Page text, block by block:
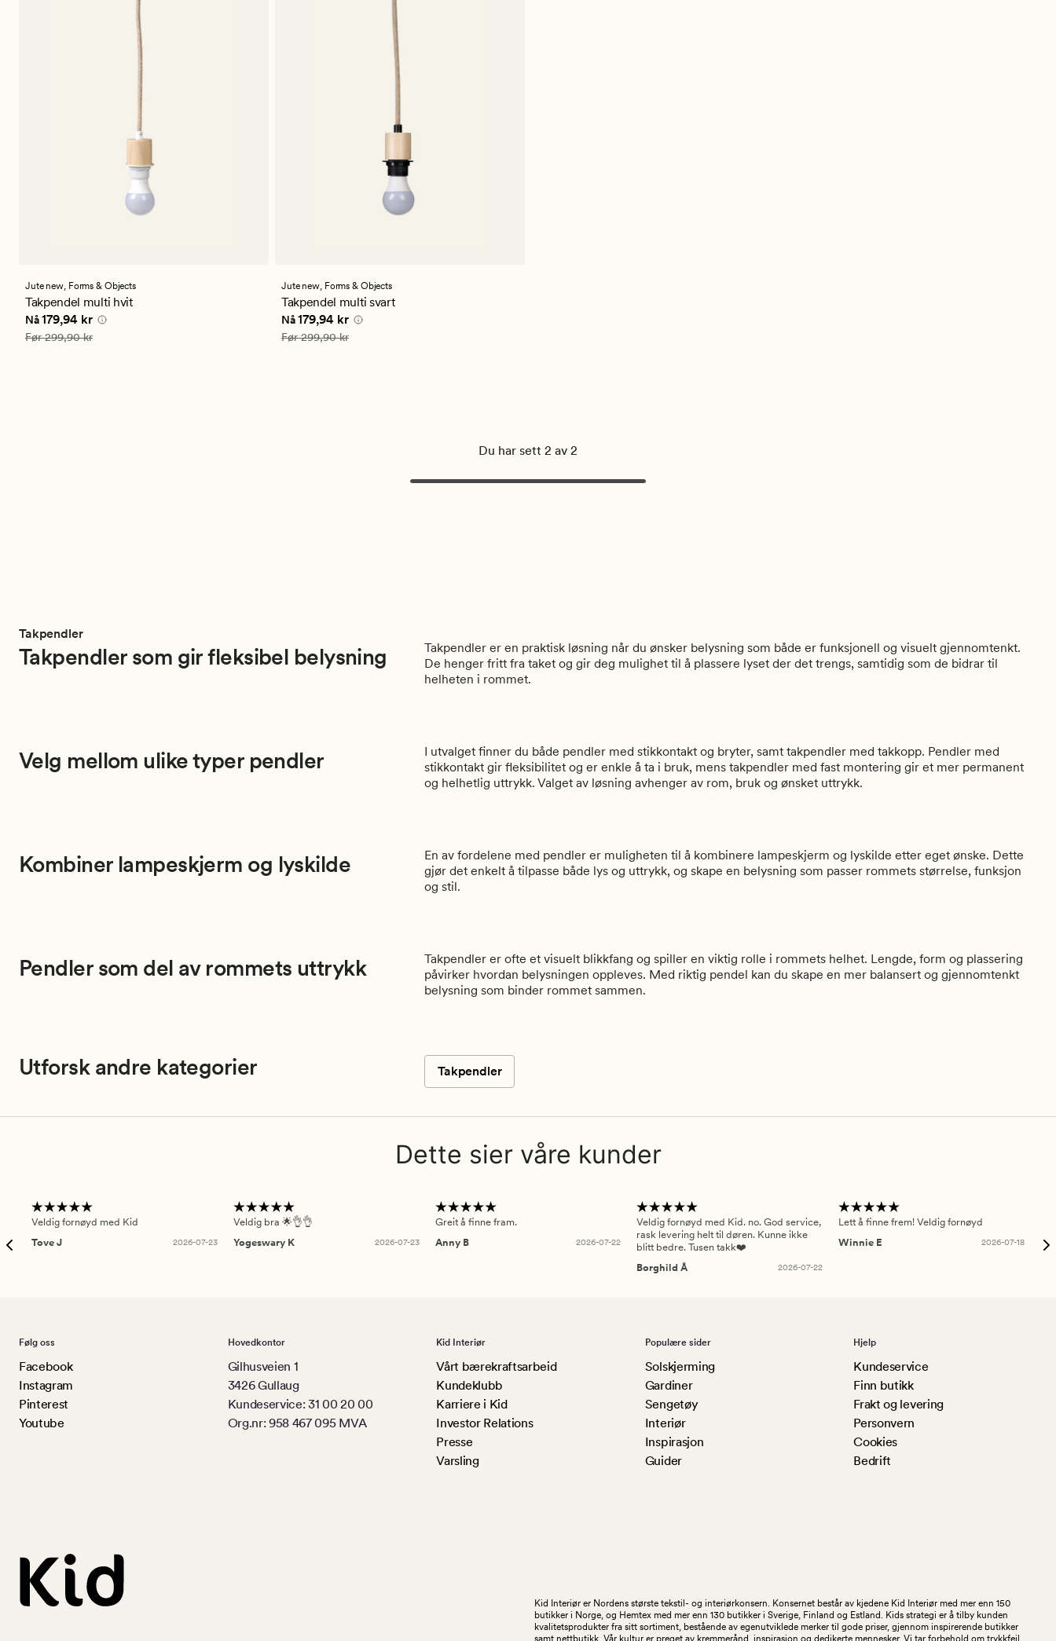
Jute new, Forms & Objects
Takpendel multi hvit
Nåværende pris
Nå179,94 kr
Vanlig pris 299,90 kr
Før299,90 kr
Jute new, Forms & Objects
Takpendel multi svart
Nåværende pris
Nå179,94 kr
Vanlig pris 299,90 kr
Før299,90 kr
Du har sett 2 av 2
Takpendler
Takpendler som gir fleksibel belysning
Takpendler er en praktisk løsning når du ønsker belysning som både er funksjonell og visuelt gjennomtenkt.
De henger fritt fra taket og gir deg mulighet til å plassere lyset der det trengs, samtidig som de bidrar til
helheten i rommet.
Velg mellom ulike typer pendler
I utvalget finner du både pendler med stikkontakt og bryter, samt takpendler med takkopp. Pendler med
stikkontakt gir fleksibilitet og er enkle å ta i bruk, mens takpendler med fast montering gir et mer permanent
og helhetlig uttrykk. Valget av løsning avhenger av rom, bruk og ønsket uttrykk.
Kombiner lampeskjerm og lyskilde
En av fordelene med pendler er muligheten til å kombinere lampeskjerm og lyskilde etter eget ønske. Dette
gjør det enkelt å tilpasse både lys og uttrykk, og skape en belysning som passer rommets størrelse, funksjon
og stil.
Pendler som del av rommets uttrykk
Takpendler er ofte et visuelt blikkfang og spiller en viktig rolle i rommets helhet. Lengde, form og plassering
påvirker hvordan belysningen oppleves. Med riktig pendel kan du skape en mer balansert og gjennomtenkt
belysning som binder rommet sammen.
Utforsk andre kategorier Takpendler
Dette sier våre kunder
Veldig fornøyd med Kid
Tove J
2026-07-23
Veldig bra 🌟👌👌
Yogeswary K
2026-07-23
Greit å finne fram.
Anny B
2026-07-22
Veldig fornøyd med Kid. no. God service,
rask levering helt til døren. Kunne ikke
blitt bedre. Tusen takk❤️
Borghild Å
2026-07-22
Lett å finne frem! Veldig fornøyd
Winnie E
2026-07-18
Følg oss
Facebook
Instagram
Pinterest
Youtube
Hovedkontor
Gilhusveien 1
3426 Gullaug
Kundeservice: 31 00 20 00
Org.nr: 958 467 095 MVA
Kid Interiør
Vårt bærekraftsarbeid
Kundeklubb
Karriere i Kid
Investor Relations
Presse
Varsling
Populære sider
Solskjerming
Gardiner
Sengetøy
Interiør
Inspirasjon
Guider
Hjelp
Kundeservice
Finn butikk
Frakt og levering
Personvern
Cookies
Bedrift
Kid Interiør er Nordens største tekstil- og interiørkonsern. Konsernet består av kjedene Kid Interiør med mer enn 150
butikker i Norge, og Hemtex med mer enn 130 butikker i Sverige, Finland og Estland. Kids strategi er å tilby kunden
kvalitetsprodukter fra sitt sortiment, bestående av egenutviklede merker til gode priser, gjennom inspirerende butikker
samt nettbutikk. Vår kultur er preget av kremmerånd, inspirasjon og dedikerte mennesker. Vi tar forbehold om trykkfeil,